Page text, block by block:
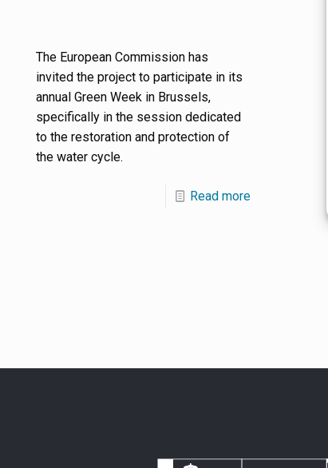
The European Commission has
invited the project to participate in its
annual Green Week in Brussels,
specifically in the session dedicated
to the restoration and protection of
the water cycle.
Read more